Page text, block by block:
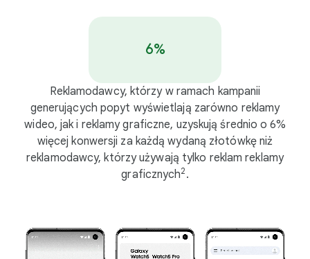
6%
Reklamodawcy, którzy w ramach kampanii
generujących popyt wyświetlają zarówno reklamy
wideo, jak i reklamy graficzne, uzyskują średnio o 6%
więcej konwersji za każdą wydaną złotówkę niż
reklamodawcy, którzy używają tylko reklam reklamy
graficznych2 .